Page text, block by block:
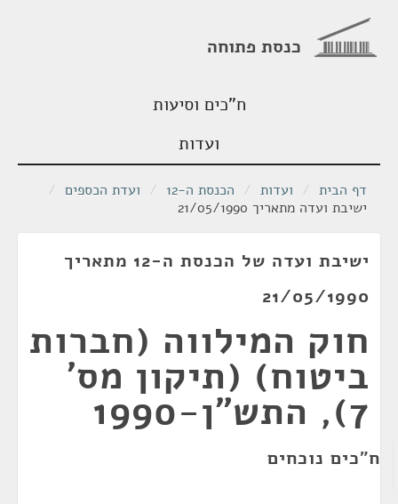
כנסת פתוחה
ח"כים וסיעות
ועדות
דף הבית / ועדות / הכנסת ה-12 / ועדת הכספים /
ישיבת ועדה מתאריך 21/05/1990
ישיבת ועדה של הכנסת ה-12 מתאריך
21/05/1990
חוק המילווה (חברות
ביטוח) (תיקון מס'
7), התש"ן-1990
ח"כים נוכחים